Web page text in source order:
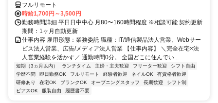
フルリモート
時給1,700円～3,500円
勤務時間詳細 平日日中中心 月80〜160時間程度 ※相談可能 契約更新
期間：1ヶ月自動更新
仕事内容 雇用形態：業務委託 職種：IT/通信製品法人営業、Webサー
ビス法人営業、広告/メディア法人営業 【仕事内容】 ＼完全在宅×法
人営業経験を活かす／ 通勤時間0分。 全国どこに住んでい...
短期（3ヵ月以内） ランチタイム 主婦・主夫歓迎 フリーター歓迎
シフト自由
学歴不問
即日勤務OK フルリモート 経験者歓迎 ネイルOK
有資格者歓迎
研修あり
在宅OK ブランクOK オープニングスタッフ 長期歓迎
シフト制
ピアスOK
服装自由 履歴書不要